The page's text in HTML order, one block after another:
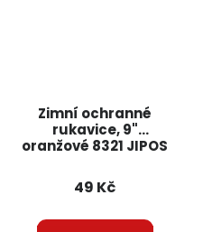
Zimní ochranné
rukavice, 9"
oranžové 8321 JIPOS
49 Kč